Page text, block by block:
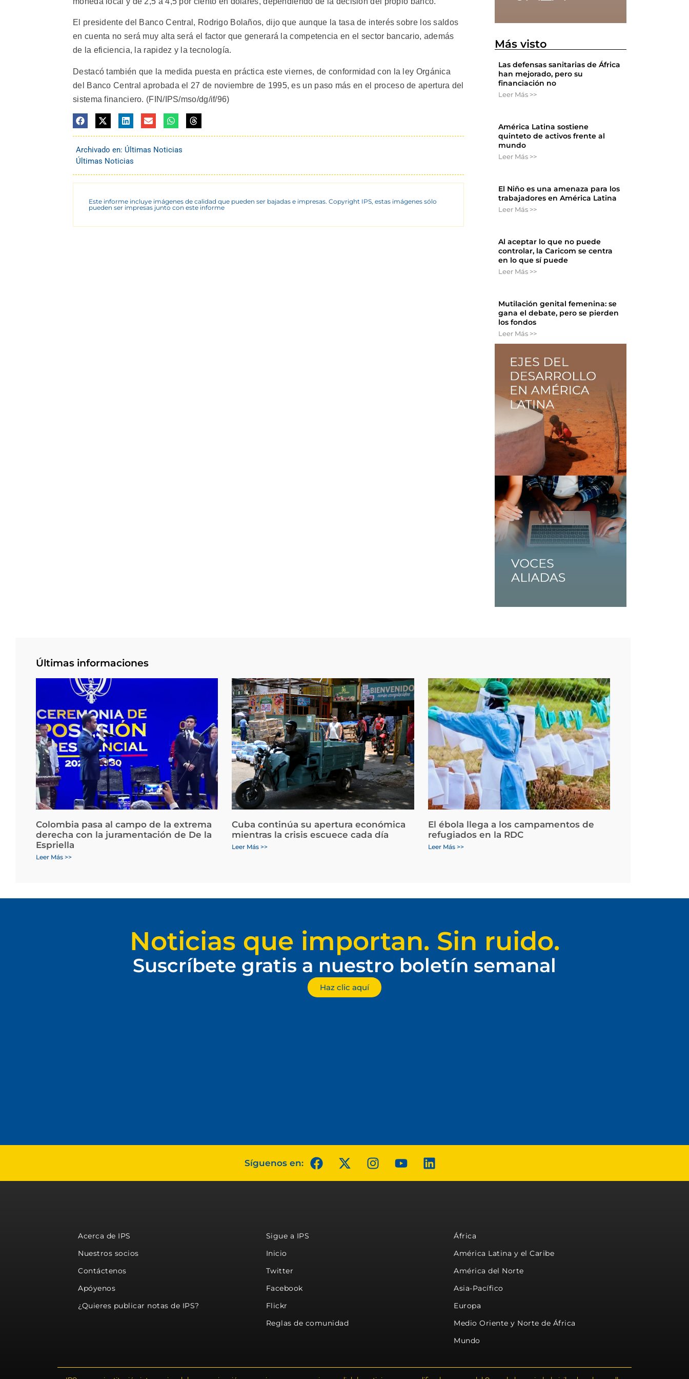
El presidente del Banco Central, Rodrigo Bolaños, dijo que aunque la tasa de interés sobre los saldos
en cuenta no será muy alta será el factor que generará la competencia en el sector bancario, además
de la eficiencia, la rapidez y la tecnología.
Destacó también que la medida puesta en práctica este viernes, de conformidad con la ley Orgánica
del Banco Central aprobada el 27 de noviembre de 1995, es un paso más en el proceso de apertura del
sistema financiero. (FIN/IPS/mso/dg/if/96)
Archivado en: Últimas Noticias
Últimas Noticias
Este informe incluye imágenes de calidad que pueden ser bajadas e impresas. Copyright IPS, estas imágenes sólo
pueden ser impresas junto con este informe
Más visto
Las defensas sanitarias de África
han mejorado, pero su
financiación no
Leer Más >>
América Latina sostiene
quinteto de activos frente al
mundo
Leer Más >>
El Niño es una amenaza para los
trabajadores en América Latina
Leer Más >>
Al aceptar lo que no puede
controlar, la Caricom se centra
en lo que sí puede
Leer Más >>
Mutilación genital femenina: se
gana el debate, pero se pierden
los fondos
Leer Más >>
Últimas informaciones
Colombia pasa al campo de la extrema
derecha con la juramentación de De la
Espriella
Leer Más >>
Cuba continúa su apertura económica
mientras la crisis escuece cada día
Leer Más >>
El ébola llega a los campamentos de
refugiados en la RDC
Leer Más >>
Noticias que importan. Sin ruido.
Suscríbete gratis a nuestro boletín semanal
Haz clic aquí
Síguenos en:
Acerca de IPS
Nuestros socios
Contáctenos
Apóyenos
¿Quieres publicar notas de IPS?
Sigue a IPS
Inicio
Twitter
Facebook
Flickr
Reglas de comunidad
África
América Latina y el Caribe
América del Norte
Asia-Pacífico
Europa
Medio Oriente y Norte de África
Mundo